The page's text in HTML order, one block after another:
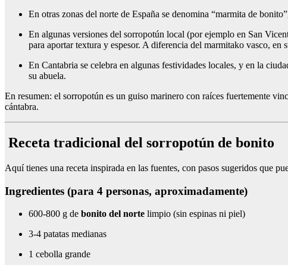
En otras zonas del norte de España se denomina “marmita de
En algunas versiones del sorropotún local (por ejemplo en San
para aportar textura y espesor. A diferencia del marmitako vasco, en
En Cantabria se celebra en algunas festividades locales, y en la
su abuela.
En resumen: el sorropotún es un guiso marinero con raíces fuertemente
cántabra.
Receta tradicional del sorropotún de bonito
Aquí tienes una receta inspirada en las fuentes, con pasos sugeridos que
Ingredientes (para 4 personas, aproximadamente)
600-800 g de bonito del norte limpio (sin espinas ni piel)
3-4 patatas medianas
1 cebolla grande